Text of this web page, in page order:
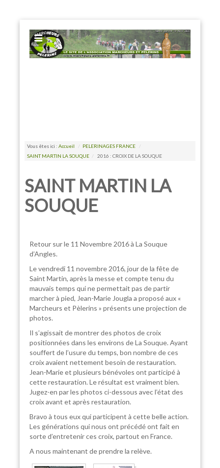
EXPOSE FRAMEWORK FOR JOOMLA 2.5 AND 3.0+
Vous êtes ici : Accueil / PELERINAGES FRANCE
/
SAINT MARTIN LA SOUQUE / 2016 : CROIX DE LA SOUQUE
SAINT MARTIN LA
SOUQUE
Retour sur le 11 Novembre 2016 à La Souque
d’Angles.
Le vendredi 11 novembre 2016, jour de la fête de
Saint Martin, après la messe et compte tenu du
mauvais temps qui ne permettait pas de partir
marcher à pied, Jean-Marie Jougla a proposé aux «
Marcheurs et Pèlerins » présents une projection de
photos.
Il s’agissait de montrer des photos de croix
positionnées dans les environs de La Souque. Ayant
souffert de l’usure du temps, bon nombre de ces
croix avaient nettement besoin de restauration.
Jean-Marie et plusieurs bénévoles ont participé à
cette restauration. Le résultat est vraiment bien.
Jugez-en par les photos ci-dessous avec l’état des
croix avant et après restauration.
Bravo à tous eux qui participent à cette belle action.
Les générations qui nous ont précédé ont fait en
sorte d’entretenir ces croix, partout en France.
A nous maintenant de prendre la relève.